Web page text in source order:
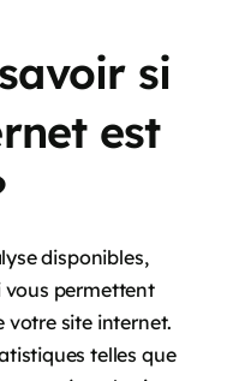
si
est
disponibles,
vous permettent
votre site internet.
telles que